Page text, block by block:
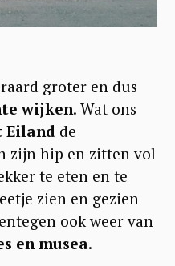
groter en dus
wijken. Wat ons
Eiland de
zijn hip en zitten vol
te eten en te
zien en gezien
ook weer van
en musea.